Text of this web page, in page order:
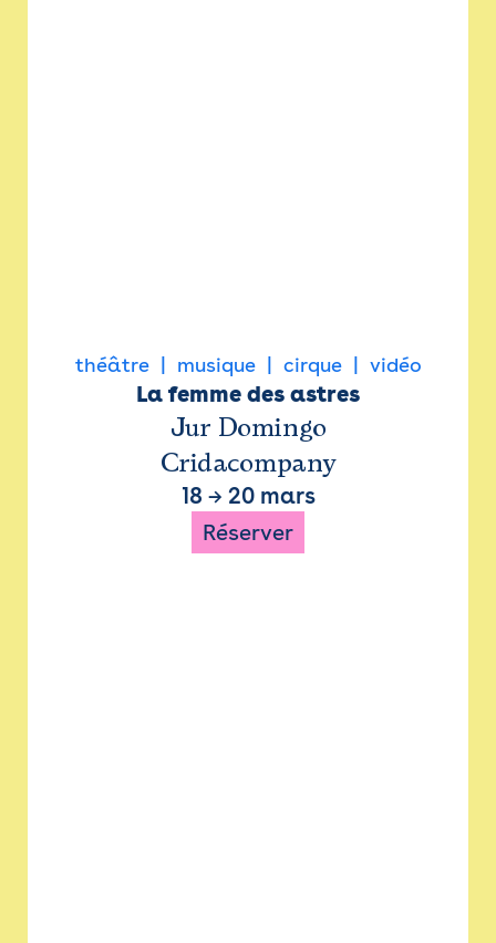
théâtre musique cirque vidéo
La femme des astres
Jur Domingo
Cridacompany
18 → 20 mars
Réserver